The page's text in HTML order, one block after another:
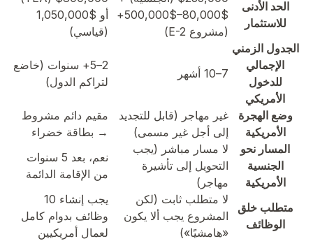
الحد الأدنى
للاستثمار
$80,000–$500,000+
(مشروع E-2)
أو $1,050,000
(قياسي)
الجدول الزمني
الإجمالي
للدخول
الأمريكي
7–10 أشهر
2–5+ سنوات (خاضع
لتراكم الدول)
وضع الهجرة
الأمريكية
غير مهاجر (قابل للتجديد
إلى أجل غير مسمى)
مقيم دائم مشروط
→ بطاقة خضراء
المسار نحو
الجنسية
الأمريكية
لا مسار مباشر (يجب
التحويل إلى تأشيرة
مهاجر)
نعم، بعد 5 سنوات
من الإقامة الدائمة
متطلب خلق
الوظائف
لا متطلب ثابت (لكن
المشروع يجب ألا يكون
«هامشيًا»)
يجب إنشاء 10
وظائف بدوام كامل
لعمال أمريكيين